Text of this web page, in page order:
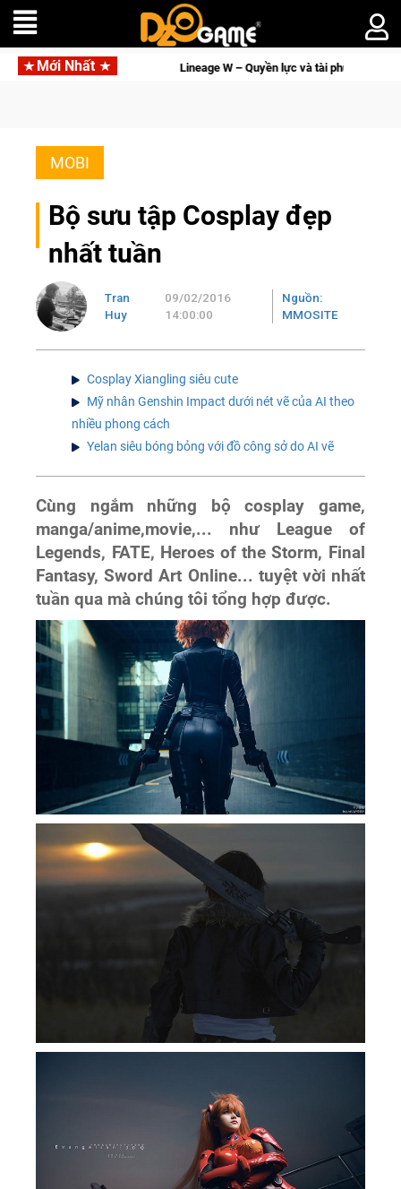
Mới Nhất
kẻ đoạt được Vương Quyền thành Kent sắp tới! Trial
MOBI
Bộ sưu tập Cosplay đẹp
nhất tuần
Tran
Huy
09/02/2016
14:00:00
Nguồn:
MMOSITE
Cosplay Xiangling siêu cute
Mỹ nhân Genshin Impact dưới nét vẽ của AI theo
nhiều phong cách
Yelan siêu bóng bỏng với đồ công sở do AI vẽ
Cùng ngắm những bộ cosplay game,
manga/anime,movie,... như League of
Legends, FATE, Heroes of the Storm, Final
Fantasy, Sword Art Online... tuyệt vời nhất
tuần qua mà chúng tôi tổng hợp được.